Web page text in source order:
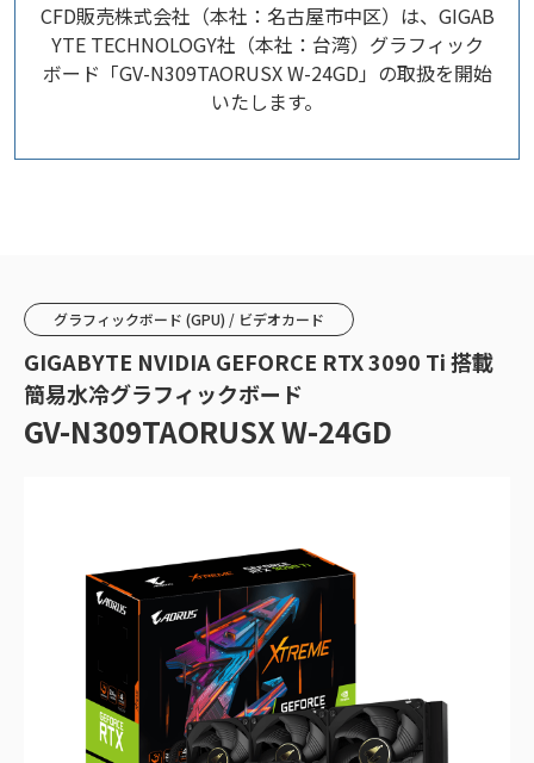
CFD販売株式会社（本社：名古屋市中区）は、GIGAB
YTE TECHNOLOGY社（本社：台湾）グラフィック
ボード「GV-N309TAORUSX W-24GD」の取扱を開始
いたします。
グラフィックボード (GPU) / ビデオカード
GIGABYTE NVIDIA GEFORCE RTX 3090 Ti 搭載
簡易水冷グラフィックボード
GV-N309TAORUSX W-24GD